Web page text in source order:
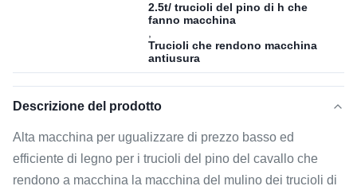
2.5t/ trucioli del pino di h che
fanno macchina
Trucioli che rendono macchina
antiusura
Descrizione del prodotto
Alta macchina per ugualizzare di prezzo basso ed
efficiente di legno per i trucioli del pino del cavallo che
rendono a macchina la macchina del mulino dei trucioli di